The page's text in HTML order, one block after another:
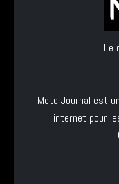
Le
Moto Journal est
internet pour